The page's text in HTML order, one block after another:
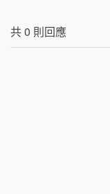
共0 則回應